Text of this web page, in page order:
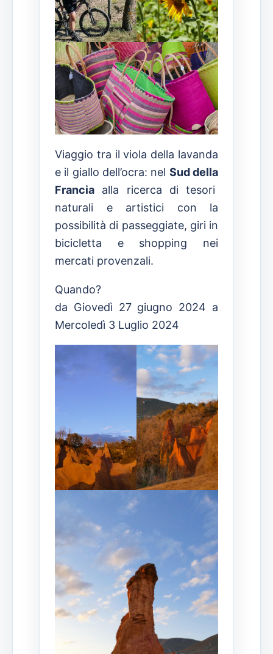
Viaggio tra il viola della lavanda
e il giallo dell’ocra: nel Sud della
Francia alla ricerca di tesori
naturali e artistici con la
possibilità di passeggiate, giri in
bicicletta e shopping nei
mercati provenzali.
Quando?
da Giovedì 27 giugno 2024 a
Mercoledì 3 Luglio 2024